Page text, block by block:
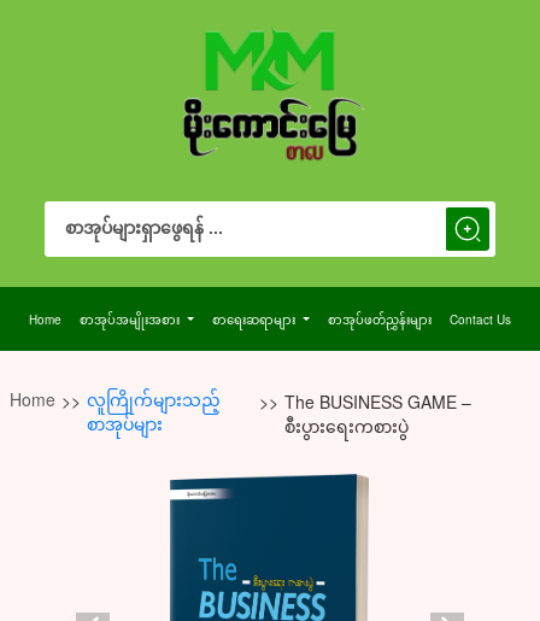
Search
for:
Search Button
Home စာအုပ်အမျိုးအစား စာရေးဆရာများ စာအုပ်ဖတ်ညွှန်းများ Contact Us
Home >> လူကြိုက်များသည့်
စာအုပ်များ
>> The BUSINESS GAME –
စီးပွားရေးကစားပွဲ